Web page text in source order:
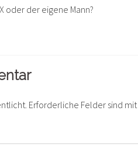
oder der eigene Mann?
Erforderliche Felder sind mit